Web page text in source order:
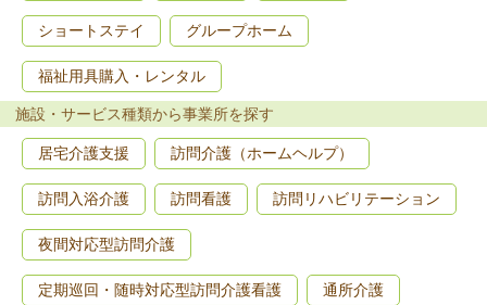
ショートステイ グループホーム
福祉用具購入・レンタル
施設・サービス種類から事業所を探す
居宅介護支援 訪問介護（ホームヘルプ）
訪問入浴介護 訪問看護 訪問リハビリテーション
夜間対応型訪問介護
定期巡回・随時対応型訪問介護看護 通所介護